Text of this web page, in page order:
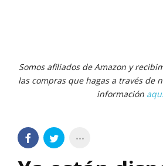
Somos afiliados de Amazon y
las compras que hagas a través de
información